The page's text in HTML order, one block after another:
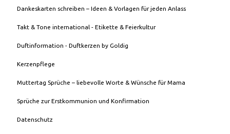
Dankeskarten schreiben – Ideen & Vorlagen für jeden Anlass
Takt & Tone international - Etikette & Feierkultur
Duftinformation - Duftkerzen by Goldig
Kerzenpflege
Muttertag Sprüche – liebevolle Worte & Wünsche für Mama
Sprüche zur Erstkommunion und Konfirmation
Datenschutz